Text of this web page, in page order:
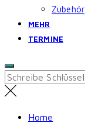
Zubehör
MEHR
TERMINE
Search
for:
Home